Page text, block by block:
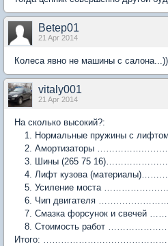
Betep01
21 Apr 2014
Колеса явно не машины с
vitaly001
21 Apr 2014
На сколько высокий?:
Нормальные пружины с
Амортизаторы
Шины (265 75
Лифт кузова
Усиление моста
Чип двигателя
Смазка форсунок и свечей
Стоимость работ
Итого: